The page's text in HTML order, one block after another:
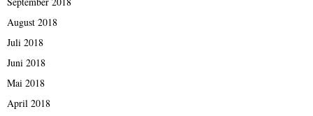
August 2018
Juli 2018
Juni 2018
Mai 2018
April 2018